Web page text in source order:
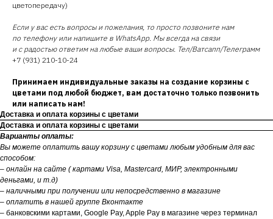
цветопередачу)
Если у вас есть вопросы и пожелания, то просто позвоните нам
по телефону или напишите в WhatsApp. Мы всегда на связи
и с радостью ответим на любые ваши вопросы. Тел/Ватсапп/Телеграмм
+7 (931) 210-10-24
Принимаем индивидуальные заказы на создание корзины с
цветами под любой бюджет, вам достаточно только позвонить
или написать нам!
Доставка и оплата корзины с цветами
Доставка и оплата корзины с цветами
Варианты оплаты:
Вы можете оплатить вашу корзину с цветами любым удобным для вас
способом:
– онлайн на сайте ( картами Visa, Mastercard, МИР, электронными
деньгами, и т.д)
– наличными при получении или непосредственно в магазине
– оплатить в нашей группе Вконтакте
– банковскими картами, Google Pay, Apple Pay в магазине через терминал